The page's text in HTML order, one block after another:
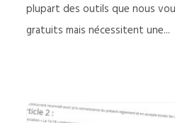
plupart des outils que nous
gratuits mais nécessitent une...